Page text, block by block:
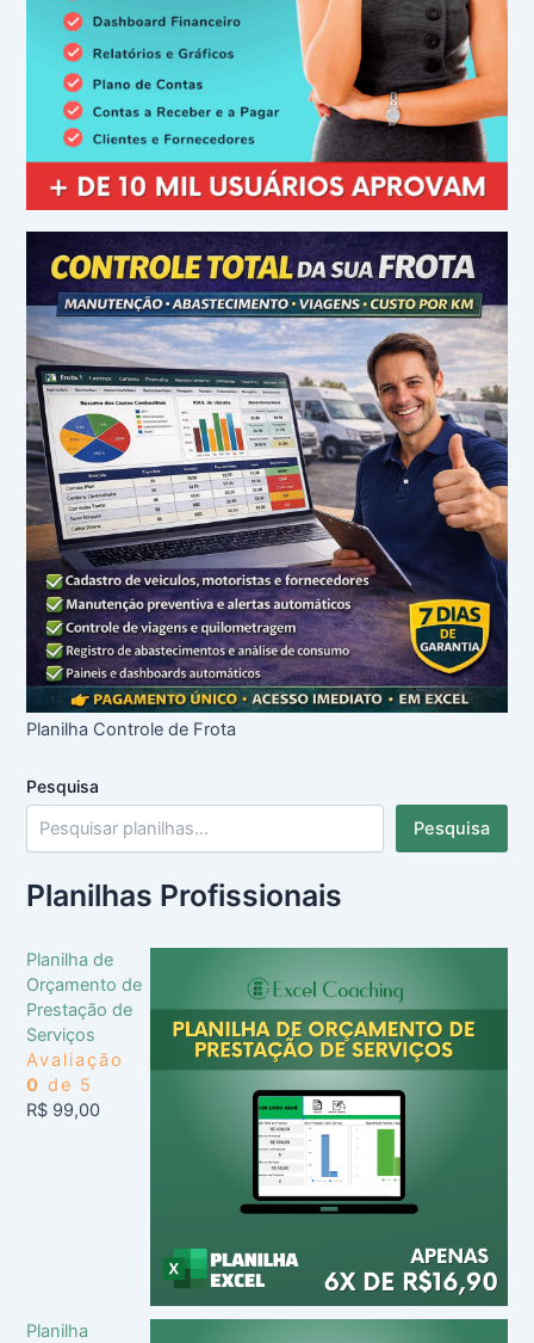
Planilha Controle de Frota
Pesquisa
Pesquisa
Planilhas Profissionais
Planilha de
Orçamento de
Prestação de
Serviços
Avaliação
0 de 5
R$ 99,00
Planilha